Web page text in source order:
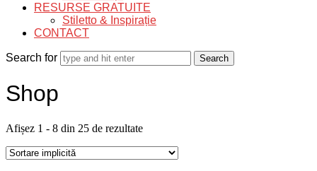
RESURSE GRATUITE
Stiletto & Inspirație
CONTACT
Search for
Shop
Afișez 1 - 8 din 25 de rezultate